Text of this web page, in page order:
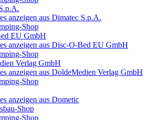
anzeigen aus Dimatec S.p.A.
Shop
EU GmbH
anzeigen aus Disc-O-Bed EU GmbH
Shop
Verlag GmbH
anzeigen aus DoldeMedien Verlag GmbH
Shop
anzeigen aus Dometic
Shop
Shop